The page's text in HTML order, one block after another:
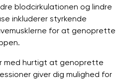
blodcirkulationen og lindre
inkluderer styrkende
for at genoprette
med hurtigt at genoprette
giver dig mulighed for